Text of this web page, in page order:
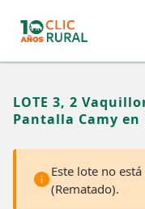
LOTE 3, 2
Pantalla Camy en
Este lote no
(Rematado).